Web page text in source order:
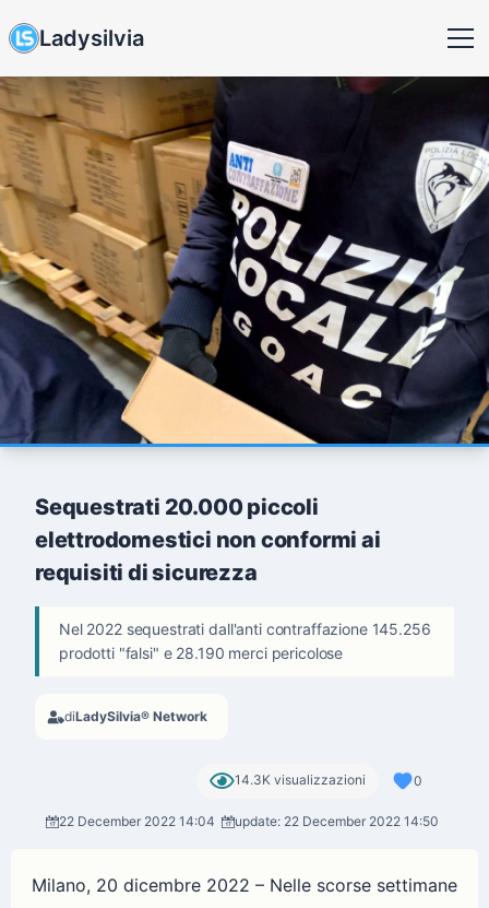
Ladysilvia
Sequestrati 20.000 piccoli
elettrodomestici non conformi ai
requisiti di sicurezza
Nel 2022 sequestrati dall'anti contraffazione 145.256
prodotti "falsi" e 28.190 merci pericolose
diLadySilvia® Network
14.3K visualizzazioni 0
22 December 2022 14:04 update: 22 December 2022 14:50
Milano, 20 dicembre 2022 – Nelle scorse settimane